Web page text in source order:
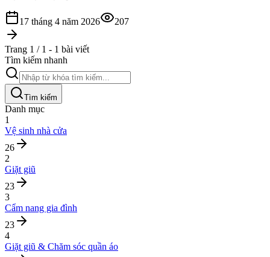
17 tháng 4 năm 2026 207
Trang 1 / 1 - 1 bài viết
Tìm kiếm nhanh
Tìm kiếm
Danh mục
1
Vệ sinh nhà cửa
26
2
Giặt giũ
23
3
Cẩm nang gia đình
23
4
Giặt giũ & Chăm sóc quần áo